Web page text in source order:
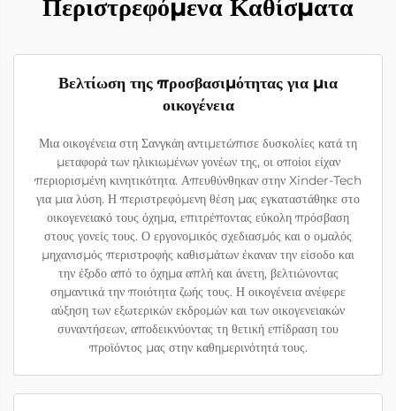
Περιστρεφόμενα Καθίσματα
Βελτίωση της προσβασιμότητας για μια
οικογένεια
Μια οικογένεια στη Σανγκάη αντιμετώπισε δυσκολίες κατά τη
μεταφορά των ηλικιωμένων γονέων της, οι οποίοι είχαν
περιορισμένη κινητικότητα. Απευθύνθηκαν στην Xinder-Tech
για μια λύση. Η περιστρεφόμενη θέση μας εγκαταστάθηκε στο
οικογενειακό τους όχημα, επιτρέποντας εύκολη πρόσβαση
στους γονείς τους. Ο εργονομικός σχεδιασμός και ο ομαλός
μηχανισμός περιστροφής καθισμάτων έκαναν την είσοδο και
την έξοδο από το όχημα απλή και άνετη, βελτιώνοντας
σημαντικά την ποιότητα ζωής τους. Η οικογένεια ανέφερε
αύξηση των εξωτερικών εκδρομών και των οικογενειακών
συναντήσεων, αποδεικνύοντας τη θετική επίδραση του
προϊόντος μας στην καθημερινότητά τους.